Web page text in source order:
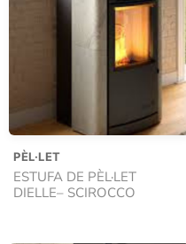
PÈL·LET
ESTUFA DE PÈL·LET
DIELLE– SCIROCCO